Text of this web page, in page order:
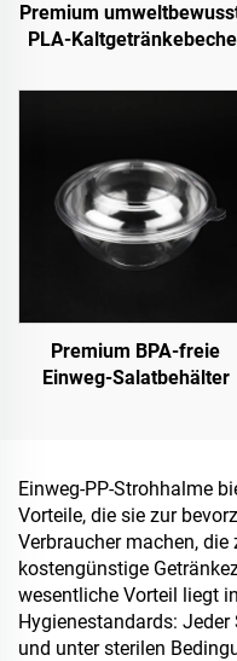
Premium
PLA-
Premium BPA-freie
Einweg-Salatbehälter
Einweg-PP-Strohhalme
Vorteile, die sie zur
Verbraucher machen,
kostengünstige
wesentliche Vorteil liegt
Hygienestandards:
und unter sterilen